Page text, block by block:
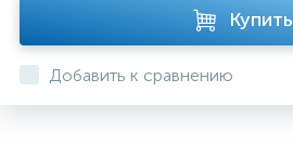
Купить
Добавить к сравнению